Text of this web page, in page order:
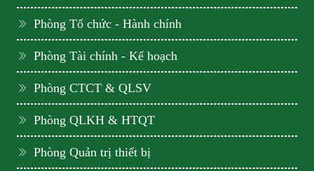
Phòng Tổ chức - Hành chính
Phòng Tài chính - Kế hoạch
Phòng CTCT & QLSV
Phòng QLKH & HTQT
Phòng Quản trị thiết bị